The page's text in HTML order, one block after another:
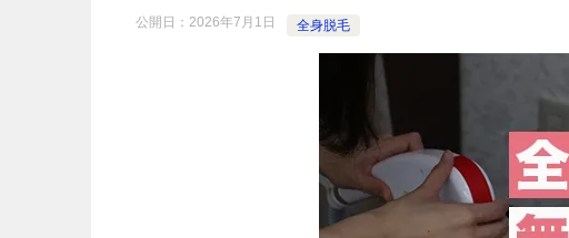
公開日： 2026年7月1日 全身脱毛